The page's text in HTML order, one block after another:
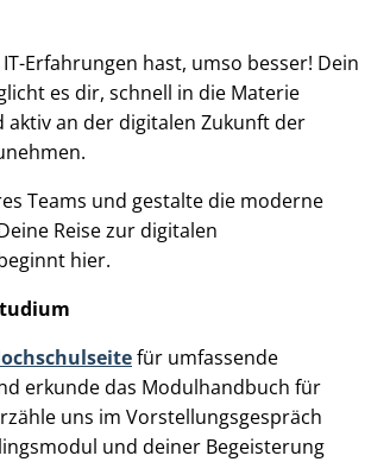
Erfahrungen hast, umso besser! Dein
es dir, schnell in die Materie
aktiv an der digitalen Zukunft der
Teams und gestalte die moderne
Reise zur digitalen
hier.
für umfassende
erkunde das Modulhandbuch für
uns im Vorstellungsgespräch
und deiner Begeisterung